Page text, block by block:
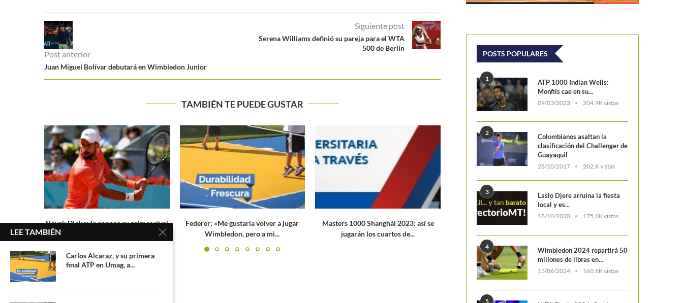
Post anterior
Juan Miguel Bolívar debutará en Wimbledon Junior
Siguiente post
Serena Williams definió su pareja para el WTA
500 de Berlín
TAMBIÉN TE PUEDE GUSTAR
rival
Federer: «Me gustaría volver a jugar
Masters 1000 Shanghái 2023: así se
jugarán los cuartos de...
Los bombarderos del Circuito ATP en
2023
Hubert Hurkacz es el campeón del ATP
Masters 1000 de...
mayoría de jugadores
POSTS POPULARES
1
ATP 1000 Indian Wells:
Monfils cae en su...
09/03/2023 204,9K vistas
2
Colombianos asaltan la
clasificación del Challenger de
Guayaquil
28/10/2017 202,K vistas
3
Laslo Djere arruina la fiesta
local y es...
18/10/2020 175,6K vistas
4
Wimbledon 2024 repartirá 50
millones de libras en...
13/06/2024 160,6K vistas
5
LEE TAMBIÉN
Carlos Alcaraz, y su primera
final ATP en Umag, a...